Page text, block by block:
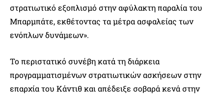
στρατιωτικό εξοπλισμό στην αφύλακτη παραλία του
Μπαρμπάτε, εκθέτοντας τα μέτρα ασφαλείας των
ενόπλων δυνάμεων».
Το περιστατικό συνέβη κατά τη διάρκεια
προγραμματισμένων στρατιωτικών ασκήσεων στην
επαρχία του Κάντιθ και απέδειξε σοβαρά κενά στην